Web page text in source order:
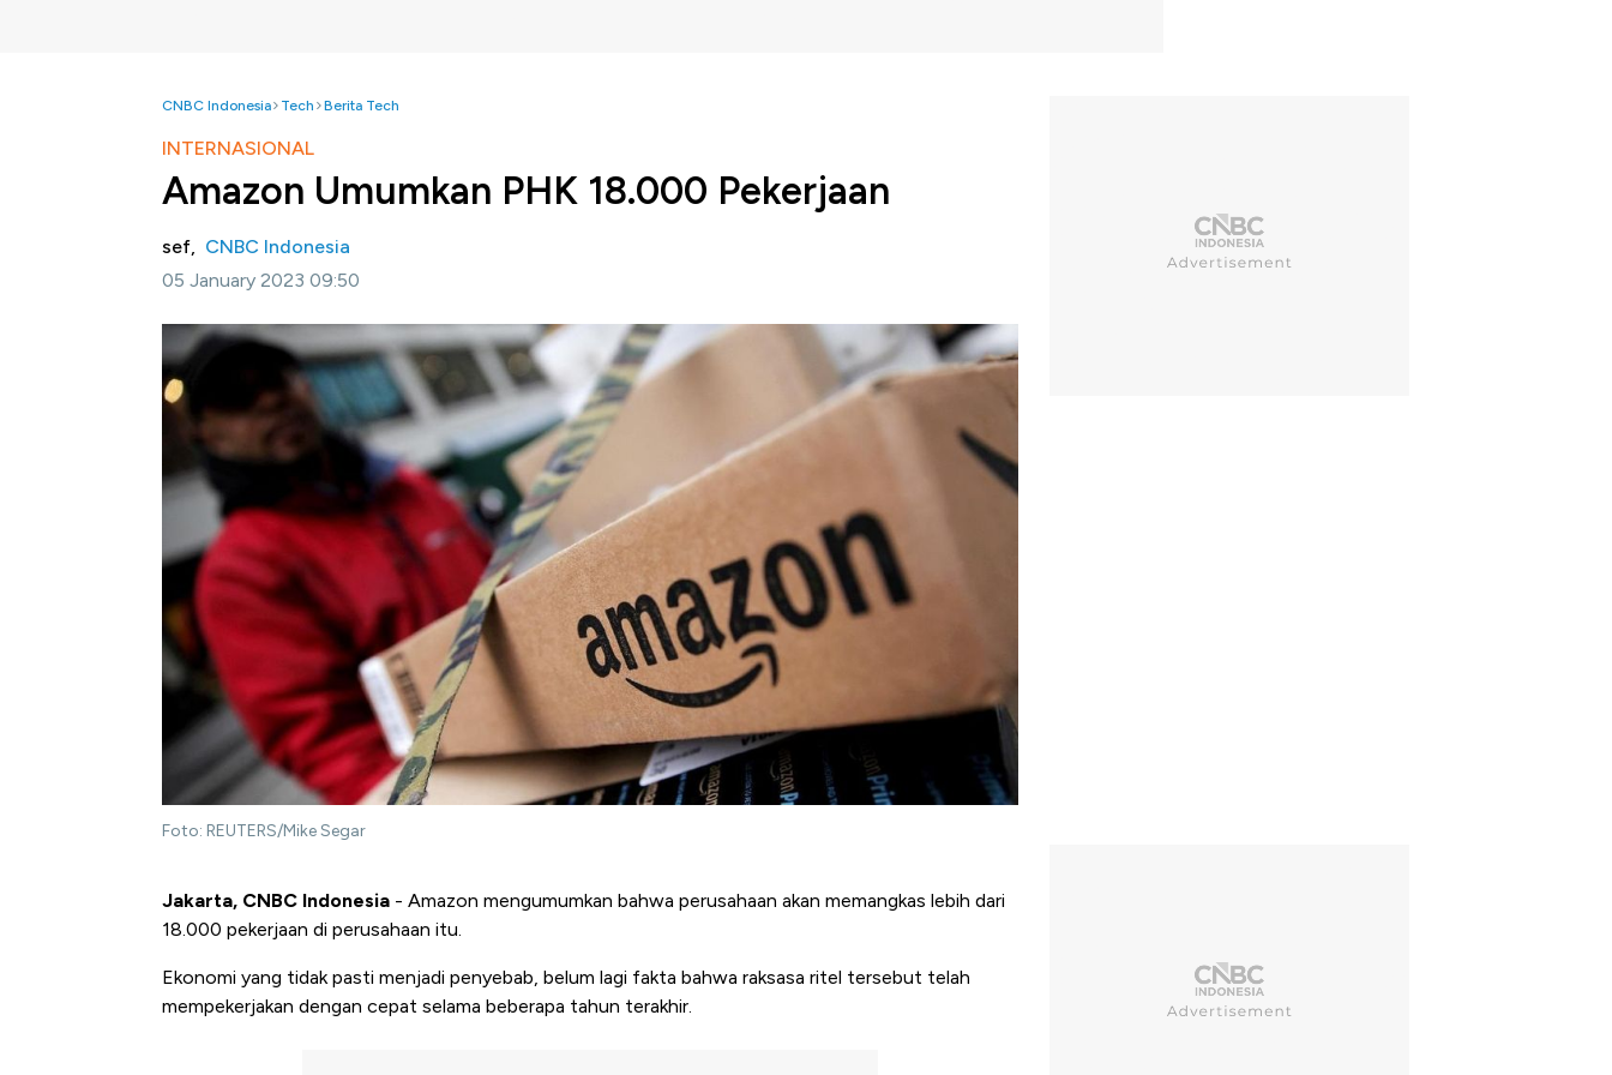
CNBC Indonesia Tech Berita Tech
INTERNASIONAL
Amazon Umumkan PHK 18.000 Pekerjaan
sef, CNBC Indonesia
05 January 2023 09:50
Foto: REUTERS/Mike Segar
Jakarta, CNBC Indonesia - Amazon mengumumkan bahwa perusahaan akan memangkas lebih dari
18.000 pekerjaan di perusahaan itu.
Ekonomi yang tidak pasti menjadi penyebab, belum lagi fakta bahwa raksasa ritel tersebut telah
mempekerjakan dengan cepat selama beberapa tahun terakhir.